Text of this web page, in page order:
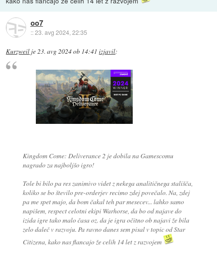
oo7
::23. avg 2024, 22:35
Kurzweil je23. avg 2024 ob 14:41 izjavil:
Kingdom Come: Deliverance 2 je dobila na Gamescomu
nagrado za najboljšo igro!
Tole bi bilo pa res zanimivo videt z nekega analitičnega stališča,
koliko se bo število pre-orderjev recimo zdej povečalo. Na, zdej
pa me spet majo, da bom čakal teh par mesecev... lahko samo
napišem, respect celotni ekipi Warhorse, da bo od najave do
izida igre tako malo časa oz. da je igra očitno ob najavi že bila
zelo daleč v razvoju. Pa ravno danes sem pisal v topic od Star
Citizena, kako nas flancajo že celih 14 let z razvojem